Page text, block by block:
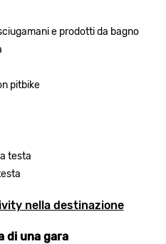
e prodotti da bagno
pitbike
testa
nella destinazione
di una gara